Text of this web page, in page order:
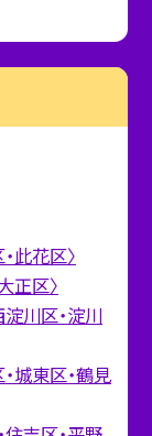
此花区〉
正区〉
淀川区・淀川
城東区・鶴見